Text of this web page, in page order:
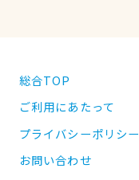
総合TOP
ご利用にあたって
プライバシーポリシー
お問い合わせ